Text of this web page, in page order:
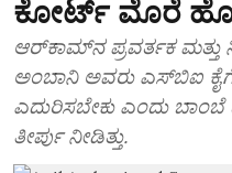
ಕೋರ್ಟ್ ಮೊರೆ
ಆರ್‌ಕಾಮ್‌ನ ಪ್ರವರ್ತಕ
ಅಂಬಾನಿ ಅವರು ಎಸ್‌ಬಿಐ
ಎದುರಿಸಬೇಕು ಎಂದು
ತೀರ್ಪು ನೀಡಿತ್ತು.